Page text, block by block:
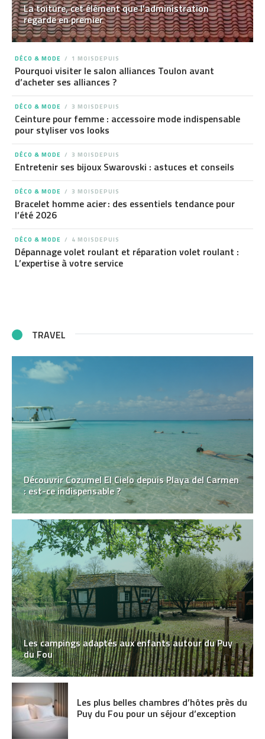
La toiture, cet élément que l’administration
regarde en premier
DÉCO & MODE 1 MOISDEPUIS
Pourquoi visiter le salon alliances Toulon avant
d’acheter ses alliances ?
DÉCO & MODE 3 MOISDEPUIS
Ceinture pour femme : accessoire mode indispensable
pour styliser vos looks
DÉCO & MODE 3 MOISDEPUIS
Entretenir ses bijoux Swarovski : astuces et conseils
DÉCO & MODE 3 MOISDEPUIS
Bracelet homme acier : des essentiels tendance pour
l’été 2026
DÉCO & MODE 4 MOISDEPUIS
Dépannage volet roulant et réparation volet roulant :
L’expertise à votre service
TRAVEL
Découvrir Cozumel El Cielo depuis Playa del Carmen
: est-ce indispensable ?
Les campings adaptés aux enfants autour du Puy
du Fou
Les plus belles chambres d’hôtes près du
Puy du Fou pour un séjour d’exception